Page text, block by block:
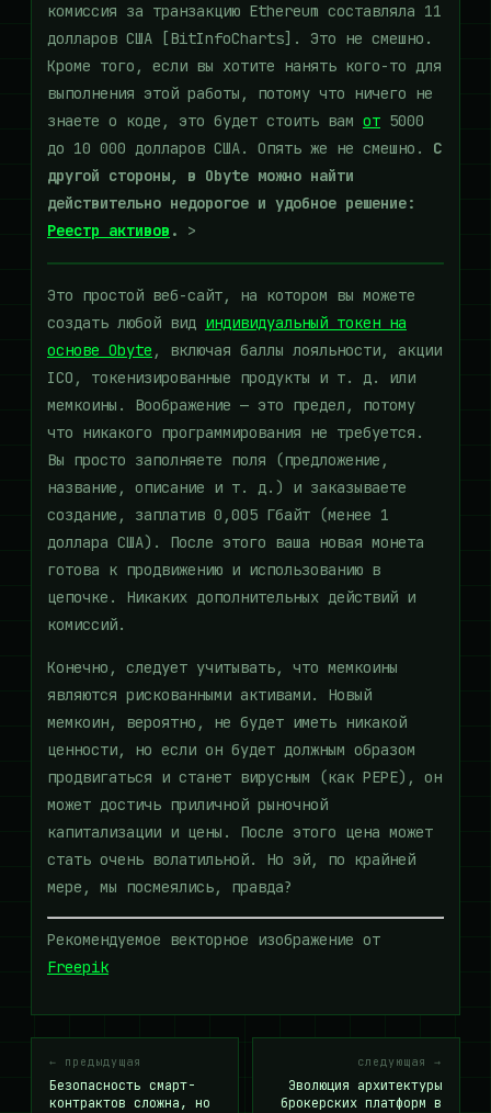
комиссия за транзакцию Ethereum составляла 11
долларов США [BitInfoCharts]. Это не смешно.
Кроме того, если вы хотите нанять кого-то для
выполнения этой работы, потому что ничего не
знаете о коде, это будет стоить вам от 5000
до 10 000 долларов США. Опять же не смешно. С
другой стороны, в Obyte можно найти
действительно недорогое и удобное решение:
Реестр активов . >
Это простой веб-сайт, на котором вы можете
создать любой вид индивидуальный токен на
основе Obyte , включая баллы лояльности, акции
ICO, токенизированные продукты и т. д. или
мемкоины. Воображение — это предел, потому
что никакого программирования не требуется.
Вы просто заполняете поля (предложение,
название, описание и т. д.) и заказываете
создание, заплатив 0,005 Гбайт (менее 1
доллара США). После этого ваша новая монета
готова к продвижению и использованию в
цепочке. Никаких дополнительных действий и
комиссий.
Конечно, следует учитывать, что мемкоины
являются рискованными активами. Новый
мемкоин, вероятно, не будет иметь никакой
ценности, но если он будет должным образом
продвигаться и станет вирусным (как PEPE), он
может достичь приличной рыночной
капитализации и цены. После этого цена может
стать очень волатильной. Но эй, по крайней
мере, мы посмеялись, правда?
Рекомендуемое векторное изображение от
Freepik
← предыдущая
Безопасность смарт-
контрактов сложна, но
следующая →
Эволюция архитектуры
брокерских платформ в